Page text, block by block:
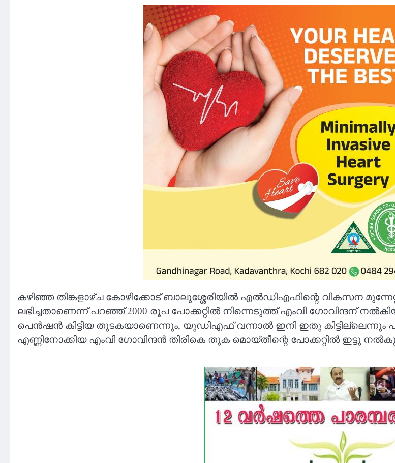
കഴിഞ്ഞ തിങ്കളാഴ്ച കോഴിക്കോട് ബാലുശ്ശേരിയില്‍ എല്‍ഡിഎഫിന്റെ വികസന
ലഭിച്ചതാണെന്ന് പറഞ്ഞ് 2000 രൂപ പോക്കറ്റില്‍ നിന്നെടുത്ത് എംവി ഗോവിന്ദന്
പെന്‍ഷന്‍ കിട്ടിയ തുടകയാണെന്നും, യുഡിഎഫ് വന്നാല്‍ ഇനി ഇതു
എണ്ണിനോക്കിയ എംവി ഗോവിന്ദന്‍ തിരികെ തുക മൊയ്തീന്റെ പോക്കറ്റില്‍ ഇട്ടു